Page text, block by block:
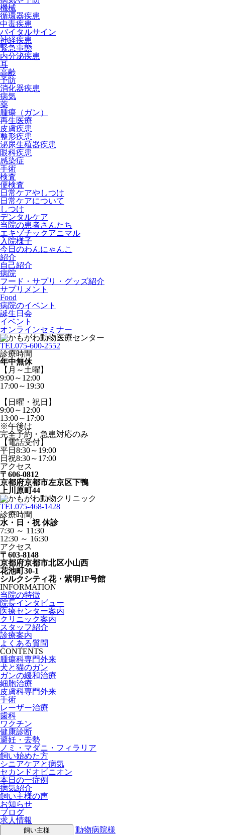
機械
循環器疾患
中毒疾患
バイタルサイン
神経疾患
緊急事態
内分泌疾患
耳
高齢
予防
消化器疾患
病気
薬
腫瘍（ガン）
再生医療
皮膚疾患
整形疾患
泌尿生殖器疾患
眼科疾患
感染症
手術
検査
便検査
日常ケアやしつけ
日常ケアについて
しつけ
デンタルケア
当院の患者さんたち
エキゾチックアニマル
入院様子
今日のわんにゃんこ
紹介
自己紹介
病院
フード・サプリ・グッズ紹介
サプリメント
Food
病院のイベント
誕生日会
イベント
オンラインセミナー
TEL075-600-2552
診療時間
年中無休
【月～土曜】
9:00～12:00
17:00～19:30
【日曜・祝日】
9:00～12:00
13:00～17:00
※午後は
完全予約・急患対応のみ
【電話受付】
平日8:30～19:00
日祝8:30～17:00
アクセス
〒606-0812
京都府京都市左京区下鴨
上川原町44
TEL075-468-1428
診療時間
水・日・祝 休診
7:30 ～ 11:30
12:30 ～ 16:30
アクセス
〒603-8148
京都府京都市北区小山西
花池町30-1
シルクシティ花・紫明1F号館
INFORMATION
当院の特徴
院長インタビュー
医療センター案内
クリニック案内
スタッフ紹介
診療案内
よくある質問
CONTENTS
腫瘍科専門外来
犬と猫のガン
ガンの緩和治療
細胞治療
皮膚科専門外来
手術
レーザー治療
歯科
ワクチン
健康診断
避妊・去勢
ノミ・マダニ・フィラリア
飼い始めた方
シニアケアと病気
セカンドオピニオン
本日の一症例
病気紹介
飼い主様の声
お知らせ
ブログ
求人情報
飼い主様
動物病院様